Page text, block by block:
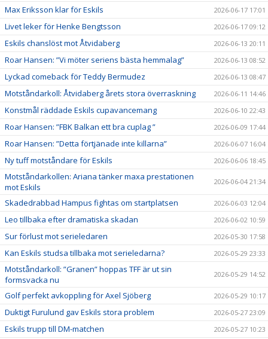
Max Eriksson klar för Eskils 2026-06-17 17:01
Livet leker för Henke Bengtsson 2026-06-17 09:12
Eskils chanslöst mot Åtvidaberg 2026-06-13 20:11
Roar Hansen: ”Vi möter seriens bästa hemmalag” 2026-06-13 08:52
Lyckad comeback för Teddy Bermudez 2026-06-13 08:47
Motståndarkoll: Åtvidaberg årets stora överraskning 2026-06-11 14:46
Konstmål räddade Eskils cupavancemang 2026-06-10 22:43
Roar Hansen: ”FBK Balkan ett bra cuplag ” 2026-06-09 17:44
Roar Hansen: ”Detta förtjänade inte killarna” 2026-06-07 16:04
Ny tuff motståndare för Eskils 2026-06-06 18:45
Motståndarkollen: Ariana tänker maxa prestationen
mot Eskils
2026-06-04 21:34
Skadedrabbad Hampus fightas om startplatsen 2026-06-03 12:04
Leo tillbaka efter dramatiska skadan 2026-06-02 10:59
Sur förlust mot serieledaren 2026-05-30 17:58
Kan Eskils studsa tillbaka mot serieledarna? 2026-05-29 23:33
Motståndarkoll: ”Granen” hoppas TFF är ut sin
formsvacka nu
2026-05-29 14:52
Golf perfekt avkoppling för Axel Sjöberg 2026-05-29 10:17
Duktigt Furulund gav Eskils stora problem 2026-05-27 23:09
Eskils trupp till DM-matchen 2026-05-27 10:23